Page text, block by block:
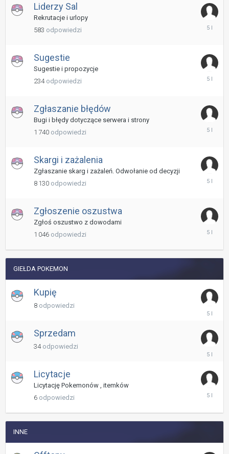
Liderzy Sal
Rekrutacje i urlopy
583 odpowiedzi
17
Sugestie
Sugestie i propozycje
234 odpowiedzi
24
Zgłaszanie błędów
Bugi i błędy dotyczące serwera i strony
1 740 odpowiedzi
24
Skargi i zażalenia
Zgłaszanie skarg i zażaleń. Odwołanie od decyzji
8 130 odpowiedzi
Zgłoszenie oszustwa
Zgłoś oszustwo z dowodami
1 046 odpowiedzi
24
2021
GIEŁDA POKEMON
Kupię
8 odpowiedzi
24
2021
Sprzedam
34 odpowiedzi
24
2021
Licytacje
Licytację Pokemonów , itemków
6 odpowiedzi
24
2021
INNE